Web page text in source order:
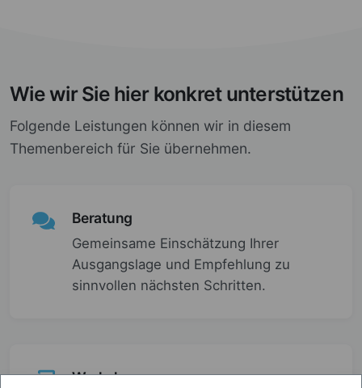
Wie wir Sie hier konkret unterstützen
Folgende Leistungen können wir in diesem
Themenbereich für Sie übernehmen.
Beratung
Gemeinsame Einschätzung Ihrer
Ausgangslage und Empfehlung zu
sinnvollen nächsten Schritten.
Workshop